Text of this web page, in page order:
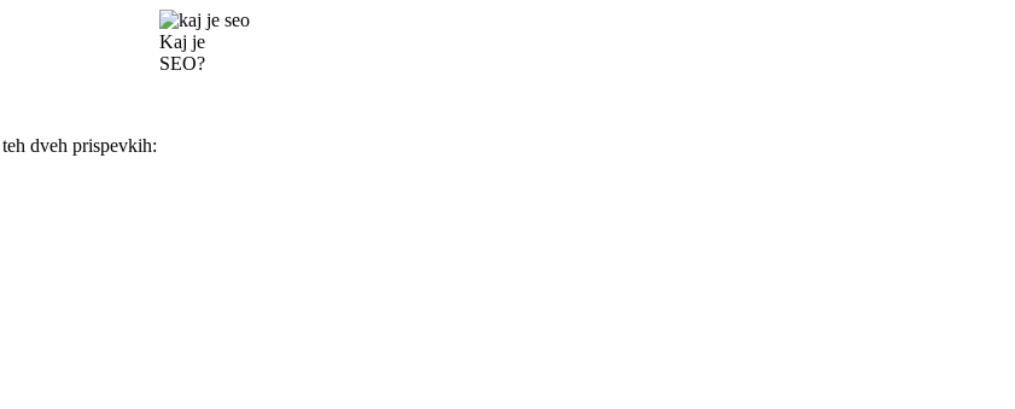
Kaj je
SEO?
dveh prispevkih: